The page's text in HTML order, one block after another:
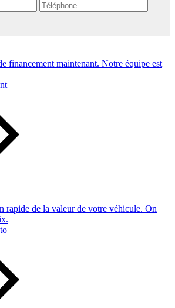
financement maintenant. Notre équipe est
rapide de la valeur de votre véhicule. On